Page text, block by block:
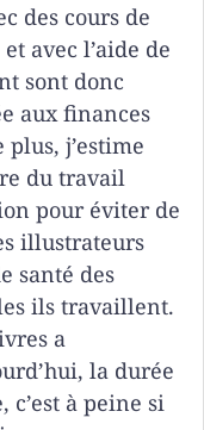
des cours de
avec l’aide de
sont donc
aux finances
plus, j’estime
du travail
pour éviter de
illustrateurs
santé des
ils travaillent.
a
la durée
à peine si